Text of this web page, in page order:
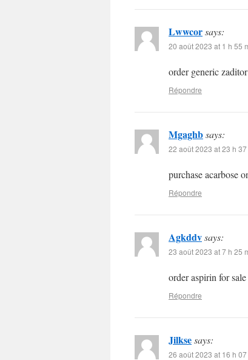
Lwwcorsays:
20 août 2023 at 1 h 55
order generic
Répondre
Mgaghbsays:
22 août 2023 at 23 h
purchase acarbose
Répondre
Agkddvsays:
23 août 2023 at 7 h 25
order aspirin for sale
Répondre
Jilksesays:
26 août 2023 at 16 h